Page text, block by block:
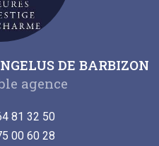
DE BARBIZON
agence
81 32 50
00 60 28